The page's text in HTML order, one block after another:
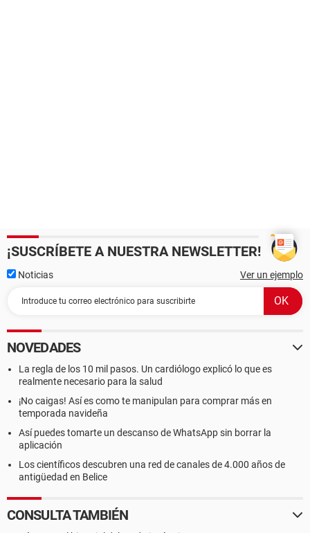
¡SUSCRÍBETE A NUESTRA NEWSLETTER!
Noticias Ver un ejemplo
NOVEDADES
La regla de los 10 mil pasos. Un cardiólogo explicó lo que es
realmente necesario para la salud
¡No caigas! Así es como te manipulan para comprar más en
temporada navideña
Así puedes tomarte un descanso de WhatsApp sin borrar la
aplicación
Los científicos descubren una red de canales de 4.000 años de
antigüedad en Belice
CONSULTA TAMBIÉN